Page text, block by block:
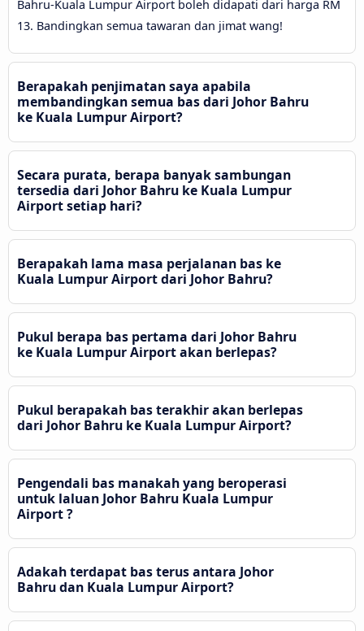
Bahru-Kuala Lumpur Airport boleh didapati dari harga RM
13. Bandingkan semua tawaran dan jimat wang!
Berapakah penjimatan saya apabila
membandingkan semua bas dari Johor Bahru
ke Kuala Lumpur Airport?
Secara purata, berapa banyak sambungan
tersedia dari Johor Bahru ke Kuala Lumpur
Airport setiap hari?
Berapakah lama masa perjalanan bas ke
Kuala Lumpur Airport dari Johor Bahru?
Pukul berapa bas pertama dari Johor Bahru
ke Kuala Lumpur Airport akan berlepas?
Pukul berapakah bas terakhir akan berlepas
dari Johor Bahru ke Kuala Lumpur Airport?
Pengendali bas manakah yang beroperasi
untuk laluan Johor Bahru Kuala Lumpur
Airport ?
Adakah terdapat bas terus antara Johor
Bahru dan Kuala Lumpur Airport?